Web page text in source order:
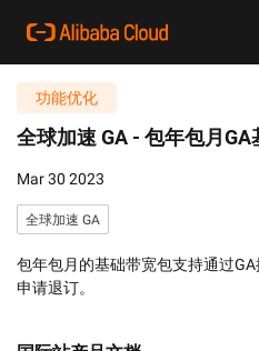
功能优化
全球加速 GA - 包年包月GA
Mar 30 2023
全球加速 GA
包年包月的基础带宽包支持通过
申请退订。